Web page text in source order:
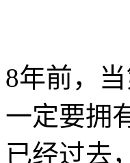
8年前，
一定要拥
已经过去